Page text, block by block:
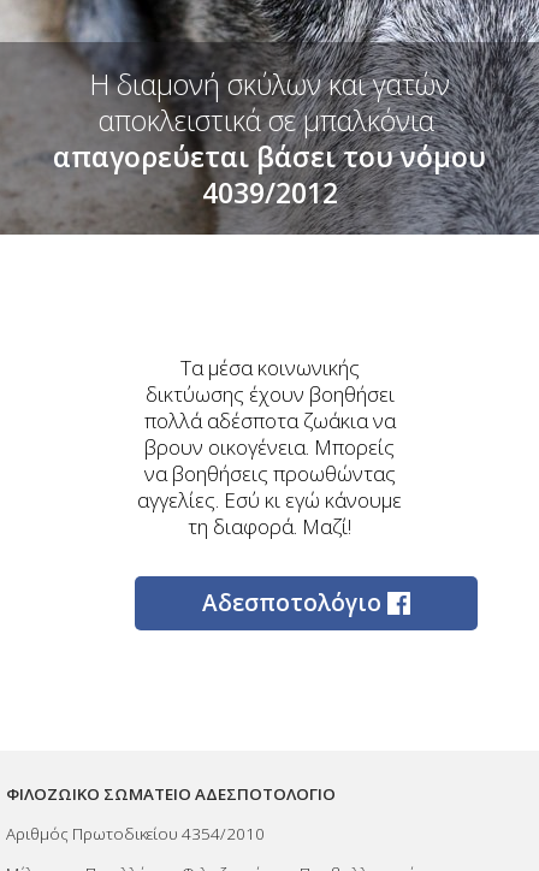
Η διαμονή σκύλων και γατών
αποκλειστικά σε μπαλκόνια
απαγορεύεται βάσει του νόμου
4039/2012
Τα μέσα κοινωνικής
δικτύωσης έχουν βοηθήσει
πολλά αδέσποτα ζωάκια να
βρουν οικογένεια. Μπορείς
να βοηθήσεις προωθώντας
αγγελίες. Εσύ κι εγώ κάνουμε
τη διαφορά. Μαζί!
Αδεσποτολόγιο
ΦΙΛΟΖΩΙΚΟ ΣΩΜΑΤΕΙΟ ΑΔΕΣΠΟΤΟΛΟΓΙΟ
Αριθμός Πρωτοδικείου 4354/2010